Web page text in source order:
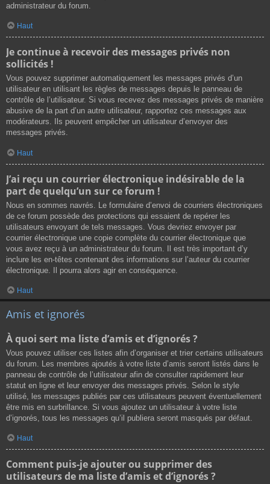
administrateur du forum.
Haut
Je continue à recevoir des messages privés non
sollicités !
Vous pouvez supprimer automatiquement les messages privés d’un
utilisateur en utilisant les règles de messages depuis le panneau de
contrôle de l’utilisateur. Si vous recevez des messages privés de manière
abusive de la part d’un autre utilisateur, rapportez ces messages aux
modérateurs. Ils peuvent empêcher un utilisateur d’envoyer des
messages privés.
Haut
J’ai reçu un courrier électronique indésirable de la
part de quelqu’un sur ce forum !
Nous en sommes navrés. Le formulaire d’envoi de courriers électroniques
de ce forum possède des protections qui essaient de repérer les
utilisateurs envoyant de tels messages. Vous devriez envoyer par
courrier électronique une copie complète du courrier électronique que
vous avez reçu à un administrateur du forum. Il est très important d’y
inclure les en-têtes contenant des informations sur l’auteur du courrier
électronique. Il pourra alors agir en conséquence.
Haut
Amis et ignorés
À quoi sert ma liste d’amis et d’ignorés ?
Vous pouvez utiliser ces listes afin d’organiser et trier certains utilisateurs
du forum. Les membres ajoutés à votre liste d’amis seront listés dans le
panneau de contrôle de l’utilisateur afin de consulter rapidement leur
statut en ligne et leur envoyer des messages privés. Selon le style
utilisé, les messages publiés par ces utilisateurs peuvent éventuellement
être mis en surbrillance. Si vous ajoutez un utilisateur à votre liste
d’ignorés, tous les messages qu’il publiera seront masqués par défaut.
Haut
Comment puis-je ajouter ou supprimer des
utilisateurs de ma liste d’amis et d’ignorés ?